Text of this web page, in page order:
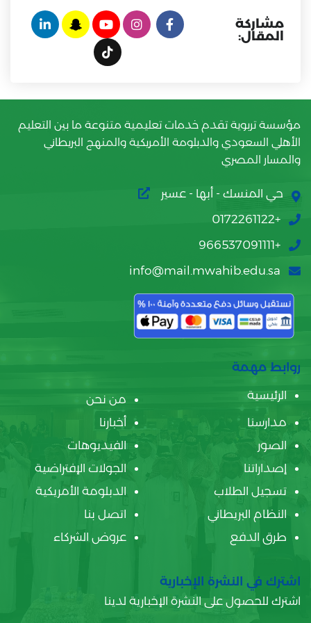
مشاركة
المقال:
مؤسسة تربوية تقدم خدمات تعليمية متنوعة ما بين التعليم
الأهلي السعودي والدبلومة الأمريكية والمنهج البريطاني
والمسار المصري
حي المنسك - أبها - عسير
+0172261122
+966537091111
info@mail.mwahib.edu.sa
روابط مهمة
الرئيسية
من نحن
مدارسنا
أخبارنا
الصور
الفيديوهات
إصداراتنا
الجولات الإفتراضية
تسجيل الطلاب
الدبلومة الأمريكية
النظام البريطاني
اتصل بنا
طرق الدفع
عروض الشركاء
اشترك في النشرة الإخبارية
اشترك للحصول على النشرة الإخبارية لدينا